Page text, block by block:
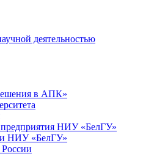
деятельностью
в АПК»
НИУ «БелГУ»
НИУ «БелГУ»